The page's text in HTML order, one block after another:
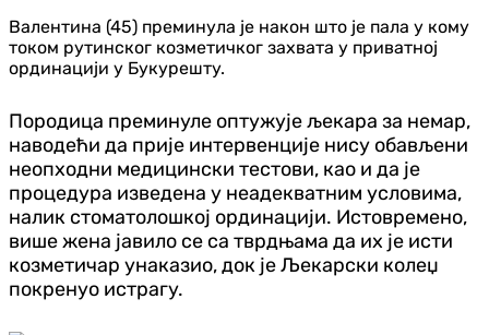
Валентина (45) преминула је након што је пала у кому
током рутинског козметичког захвата у приватној
ординацији у Букурешту.
Породица преминуле оптужује љекара за немар,
наводећи да прије интервенције нису обављени
неопходни медицински тестови, као и да је
процедура изведена у неадекватним условима,
налик стоматолошкој ординацији. Истовремено,
више жена јавило се са тврдњама да их је исти
козметичар унаказио, док је Љекарски колеџ
покренуо истрагу.